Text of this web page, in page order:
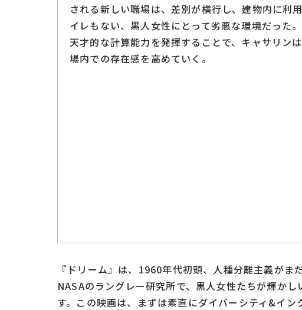
される新しい職場は、差別が横行し、建物内に利
イレもない、黒人女性にとって劣悪な環境だった。
天才的な計算能力を発揮することで、キャサリン
場内での存在感を高めていく。
『ドリーム』は、1960年代初頭、人種分離主義が
NASAのラングレー研究所で、黒人女性たちが輝か
す。この映画は、まずは素直にダイバーシティ&イン